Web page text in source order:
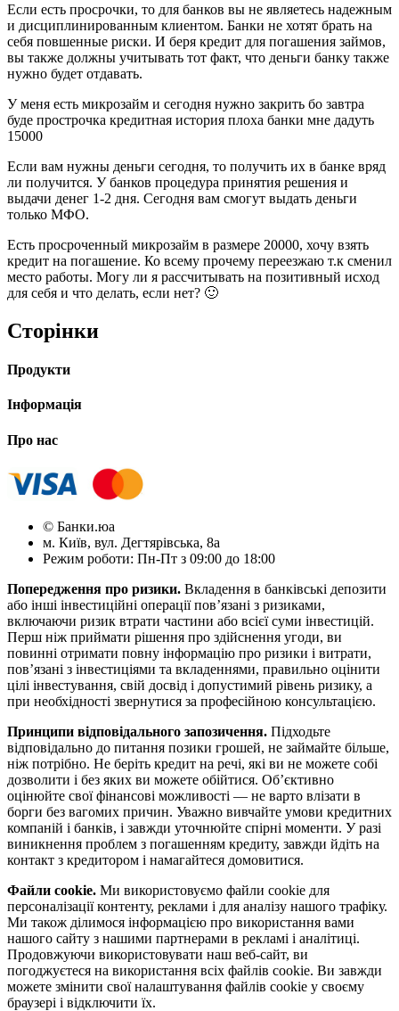
Если есть просрочки, то для банков вы не являетесь надежным
и дисциплинированным клиентом. Банки не хотят брать на
себя повшенные риски. И беря кредит для погашения займов,
вы также должны учитывать тот факт, что деньги банку также
нужно будет отдавать.
У меня есть микрозайм и сегодня нужно закрить бо завтра
буде прострочка кредитная история плоха банки мне дадуть
15000
Если вам нужны деньги сегодня, то получить их в банке вряд
ли получится. У банков процедура принятия решения и
выдачи денег 1-2 дня. Сегодня вам смогут выдать деньги
только МФО.
Есть просроченный микрозайм в размере 20000, хочу взять
кредит на погашение. Ко всему прочему переезжаю т.к сменил
место работы. Могу ли я рассчитывать на позитивный исход
для себя и что делать, если нет? 🙂
Сторінки
Продукти
Інформація
Про нас
© Банки.юа
м. Київ, вул. Дегтярівська, 8а
Режим роботи: Пн-Пт з 09:00 до 18:00
Попередження про ризики. Вкладення в банківські депозити
або інші інвестиційні операції пов’язані з ризиками,
включаючи ризик втрати частини або всієї суми інвестицій.
Перш ніж приймати рішення про здійснення угоди, ви
повинні отримати повну інформацію про ризики і витрати,
пов’язані з інвестиціями та вкладеннями, правильно оцінити
цілі інвестування, свій досвід і допустимий рівень ризику, а
при необхідності звернутися за професійною консультацією.
Принципи відповідального запозичення. Підходьте
відповідально до питання позики грошей, не займайте більше,
ніж потрібно. Не беріть кредит на речі, які ви не можете собі
дозволити і без яких ви можете обійтися. Об’єктивно
оцінюйте свої фінансові можливості — не варто влізати в
борги без вагомих причин. Уважно вивчайте умови кредитних
компаній і банків, і завжди уточнюйте спірні моменти. У разі
виникнення проблем з погашенням кредиту, завжди йдіть на
контакт з кредитором і намагайтеся домовитися.
Файли cookie. Ми використовуємо файли cookie для
персоналізації контенту, реклами і для аналізу нашого трафіку.
Ми також ділимося інформацією про використання вами
нашого сайту з нашими партнерами в рекламі і аналітиці.
Продовжуючи використовувати наш веб-сайт, ви
погоджуєтеся на використання всіх файлів cookie. Ви завжди
можете змінити свої налаштування файлів cookie у своєму
браузері і відключити їх.